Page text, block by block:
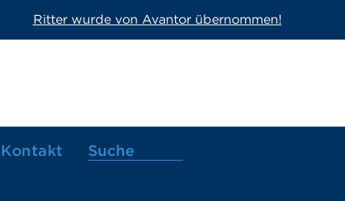
Ritter wurde von Avantor übernommen!
Kontakt